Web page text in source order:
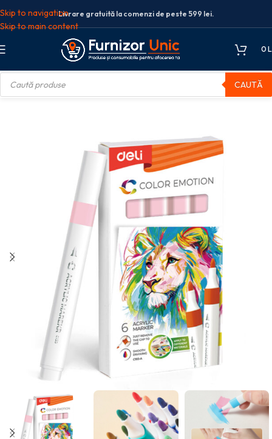
Skip to navigation
Skip to main content
Livrare gratuită la comenzi de peste 599 lei.
0
CAUTĂ
Markere acrilice